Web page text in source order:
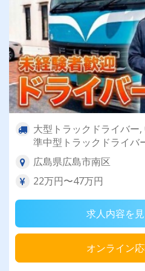
大型トラックドライバー
準中型トラックドライバ
広島県広島市南区
22万円〜47万円
求人内容を
オンライン